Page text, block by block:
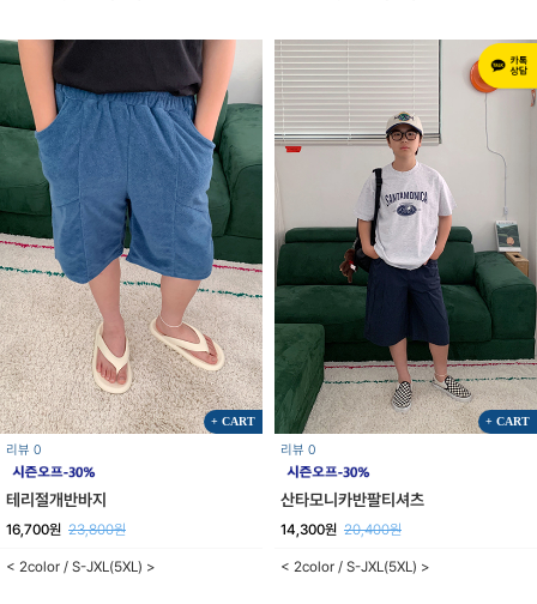
+ CART
리뷰 0
테리절개반바지
16,700원 23,800원
< 2color / S-JXL(5XL) >
+ CART
리뷰 0
산타모니카반팔티셔츠
14,300원 20,400원
< 2color / S-JXL(5XL) >